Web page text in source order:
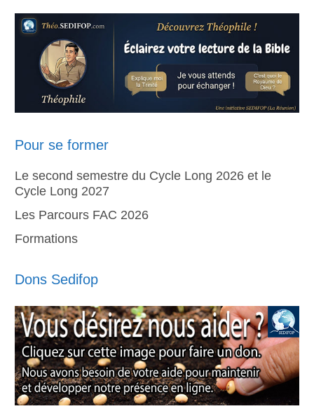
Pour se former
Le second semestre du Cycle Long 2026 et le
Cycle Long 2027
Les Parcours FAC 2026
Formations
Dons Sedifop